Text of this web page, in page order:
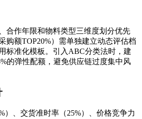
合作年限和物料类型三维度划分优先
购额TOP20%）需单独建立动态评估档
标准化模板。引入ABC分类法时，建
的弹性配额，避免供应链过度集中风
）、交货准时率（25%）、价格竞争力